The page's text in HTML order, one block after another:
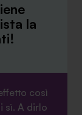
la
così
sì. A dirlo